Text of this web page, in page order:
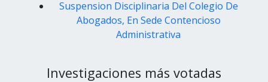
Suspension Disciplinaria Del Colegio De
Abogados, En Sede Contencioso
Administrativa
Investigaciones más votadas